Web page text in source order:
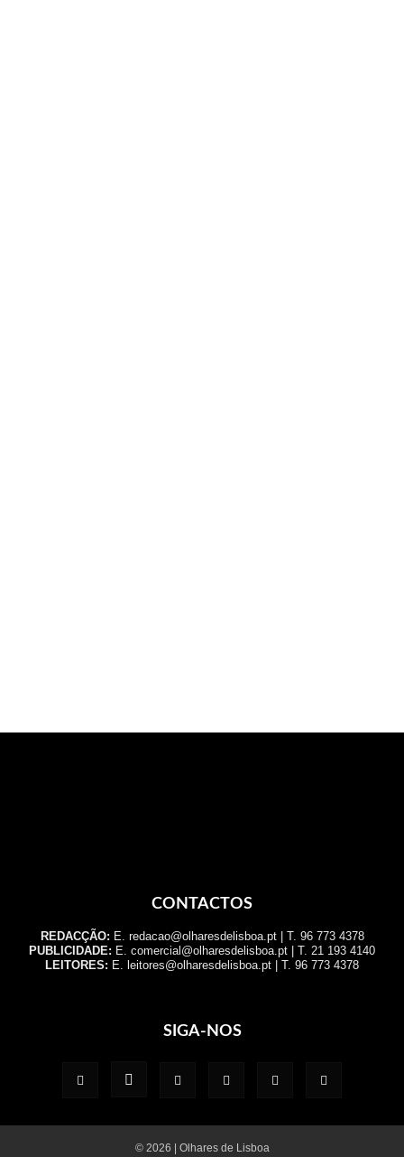
CONTACTOS
REDACÇÃO: E. redacao@olharesdelisboa.pt | T. 96 773 4378
PUBLICIDADE: E. comercial@olharesdelisboa.pt | T. 21 193 4140
LEITORES: E. leitores@olharesdelisboa.pt | T. 96 773 4378
SIGA-NOS
© 2026 | Olhares de Lisboa